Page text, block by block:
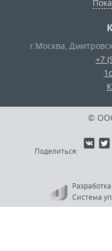
г.Москва
+7
©
Поделиться:
Система